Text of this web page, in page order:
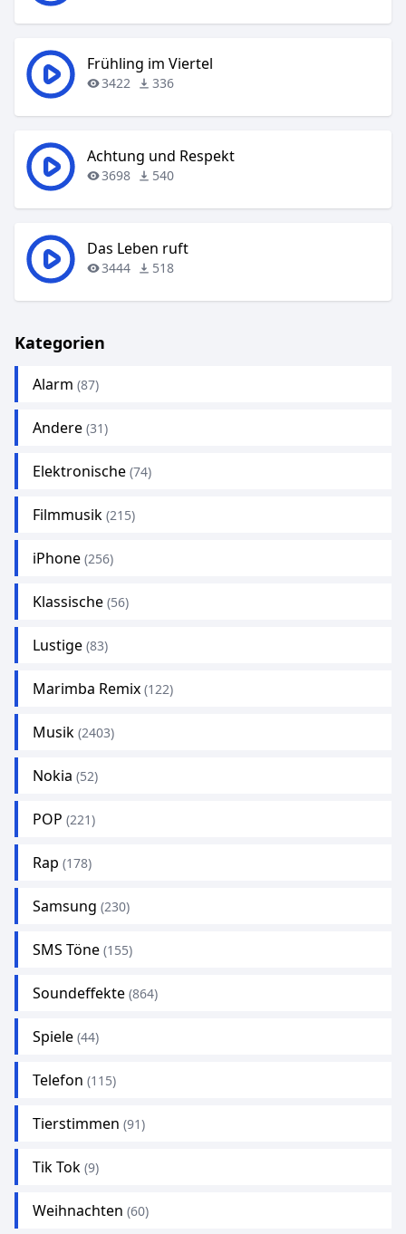
Frühling im Viertel
3422 336
Achtung und Respekt
3698 540
Das Leben ruft
3444 518
Kategorien
Alarm (87)
Andere (31)
Elektronische (74)
Filmmusik (215)
iPhone (256)
Klassische (56)
Lustige (83)
Marimba Remix (122)
Musik (2403)
Nokia (52)
POP (221)
Rap (178)
Samsung (230)
SMS Töne (155)
Soundeffekte (864)
Spiele (44)
Telefon (115)
Tierstimmen (91)
Tik Tok (9)
Weihnachten (60)